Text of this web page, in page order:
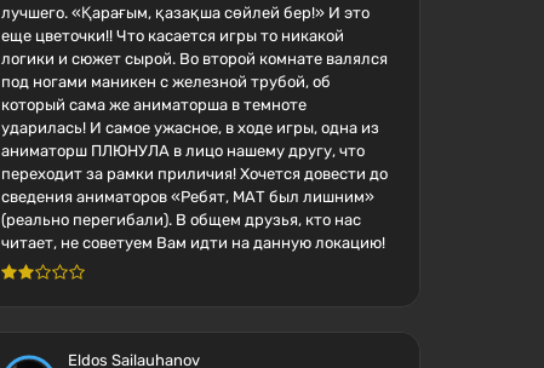
лучшего. «Қарағым, қазақша сөйлей бер!» И это
еще цветочки!! Что касается игры то никакой
логики и сюжет сырой. Во второй комнате валялся
под ногами маникен с железной трубой, об
который сама же аниматорша в темноте
ударилась! И самое ужасное, в ходе игры, одна из
аниматорш ПЛЮНУЛА в лицо нашему другу, что
переходит за рамки приличия! Хочется довести до
сведения аниматоров «Ребят, МАТ был лишним»
(реально перегибали). В общем друзья, кто нас
читает, не советуем Вам идти на данную локацию!
Eldos Sailauhanov